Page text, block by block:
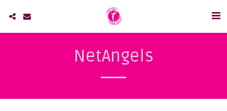
NetAngels